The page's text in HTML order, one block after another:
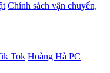
Chính sách vận chuyển,
Tok Hoàng Hà PC